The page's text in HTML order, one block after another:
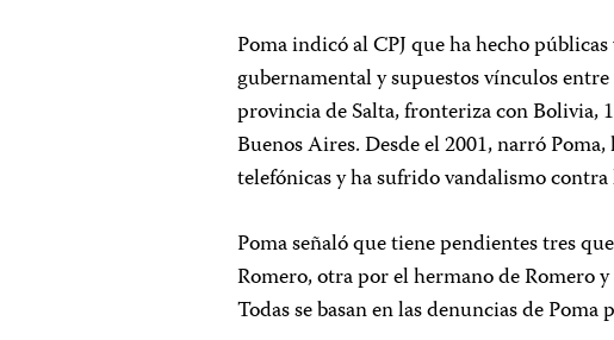
Poma indicó al CPJ que ha hecho
gubernamental y supuestos vínculos
provincia de Salta, fronteriza con Bolivia,
Buenos Aires. Desde el 2001, narró
telefónicas y ha sufrido vandalismo
Poma señaló que tiene pendientes tres
Romero, otra por el hermano de Romero
Todas se basan en las denuncias de